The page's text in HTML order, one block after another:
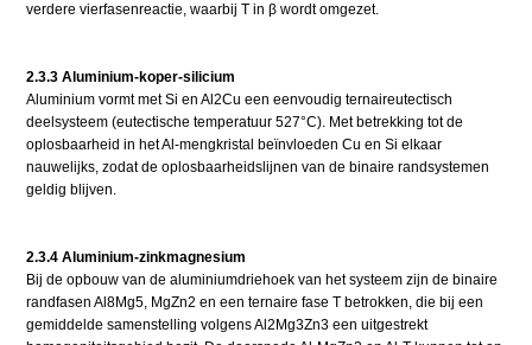
verdere vierfasenreactie, waarbij T in β wordt omgezet.
2.3.3 Aluminium-koper-silicium
Aluminium vormt met Si en Al2Cu een eenvoudig ternaireutectisch
deelsysteem (eutectische temperatuur 527°C). Met betrekking tot de
oplosbaarheid in het Al-mengkristal beïnvloeden Cu en Si elkaar
nauwelijks, zodat de oplosbaarheidslijnen van de binaire randsystemen
geldig blijven.
2.3.4 Aluminium-zinkmagnesium
Bij de opbouw van de aluminiumdriehoek van het systeem zijn de binaire
randfasen Al8Mg5, MgZn2 en een ternaire fase T betrokken, die bij een
gemiddelde samenstelling volgens Al2Mg3Zn3 een uitgestrekt